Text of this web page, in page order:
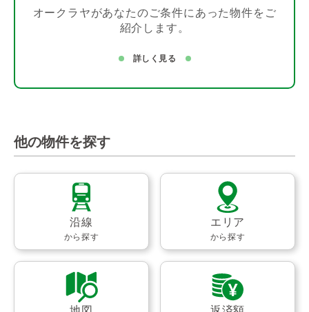
オークラヤがあなたのご条件にあった物件をご
紹介します。
詳しく見る
他の物件を探す
沿線
から探す
エリア
から探す